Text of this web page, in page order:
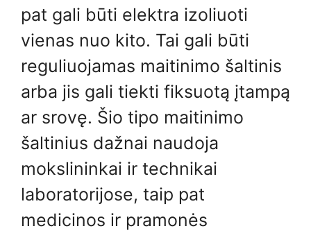
pat gali būti elektra izoliuoti
vienas nuo kito. Tai gali būti
reguliuojamas maitinimo šaltinis
arba jis gali tiekti fiksuotą įtampą
ar srovę. Šio tipo maitinimo
šaltinius dažnai naudoja
mokslininkai ir technikai
laboratorijose, taip pat
medicinos ir pramonės